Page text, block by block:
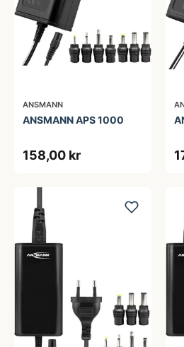
ANSMANN
ANSMANN APS 1000
158,00 kr